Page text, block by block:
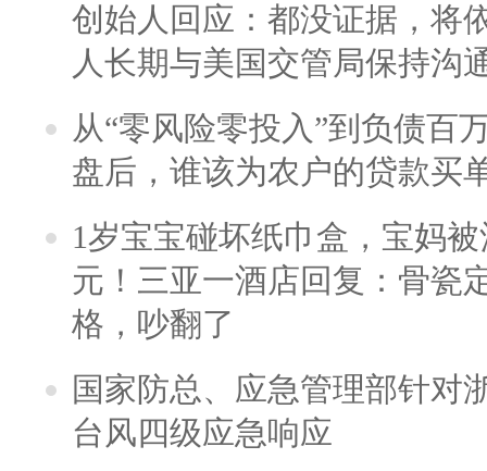
创始人回应：都没证据，将
人长期与美国交管局保持沟
从“零风险零投入”到负债百
盘后，谁该为农户的贷款买
1岁宝宝碰坏纸巾盒，宝妈
元！三亚一酒店回复：骨瓷
格，吵翻了
国家防总、应急管理部针对
台风四级应急响应